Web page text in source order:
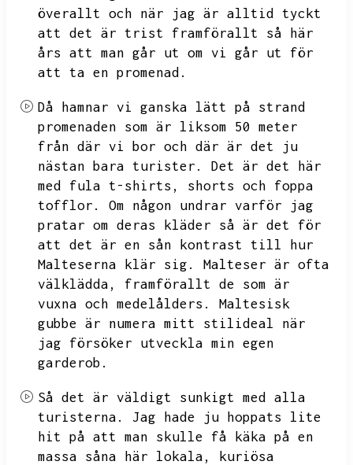
överallt och när jag är alltid tyckt
att det är trist framförallt så här
års att man går ut om vi går ut för
att ta en promenad.
Då hamnar vi ganska lätt på strand
promenaden som är liksom 50 meter
från där vi bor och där är det ju
nästan bara turister.
Det är det här
med fula t-shirts,
shorts och foppa
tofflor.
Om någon undrar varför jag
pratar om deras kläder så är det för
att det är en sån kontrast till hur
Malteserna klär sig.
Malteser är ofta
välklädda,
framförallt de som är
vuxna och medelålders.
Maltesisk
gubbe är numera mitt stilideal när
jag försöker utveckla min egen
garderob.
Så det är väldigt sunkigt med alla
turisterna.
Jag hade ju hoppats lite
hit på att man skulle få käka på en
massa såna här lokala,
kuriösa